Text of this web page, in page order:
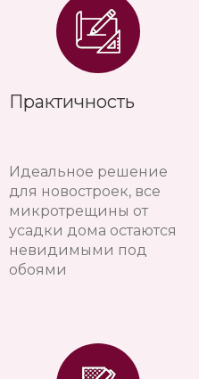
Практичность
Идеальное решение
для новостроек, все
микротрещины от
усадки дома остаются
невидимыми под
обоями